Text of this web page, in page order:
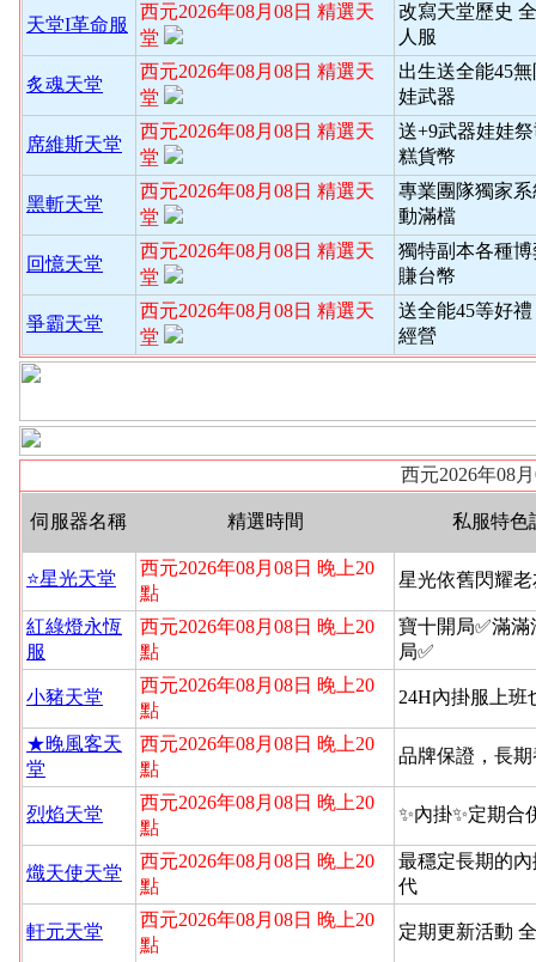
天堂I革命服
西元2026年08月08日 精選天
堂
改寫天堂歷史
人服
炙魂天堂
西元2026年08月08日 精選天
堂
出生送全能45
娃武器
席維斯天堂
西元2026年08月08日 精選天
堂
送+9武器娃娃
糕貨幣
黑斬天堂
西元2026年08月08日 精選天
堂
專業團隊獨家
動滿檔
回憶天堂
西元2026年08月08日 精選天
堂
獨特副本各種
賺台幣
爭霸天堂
西元2026年08月08日 精選天
堂
送全能45等好
經營
西元2026年08
伺服器名稱 精選時間 私服特色
⭐️星光天堂
西元2026年08月08日 晚上20
點
星光依舊閃耀
紅綠燈永恆
服
西元2026年08月08日 晚上20
點
寶十開局✅滿滿
局✅
小豬天堂
西元2026年08月08日 晚上20
點
24H內掛服上班
★晚風客天
堂
西元2026年08月08日 晚上20
點
品牌保證，長
烈焰天堂
西元2026年08月08日 晚上20
點
✨內掛✨定期合
熾天使天堂
西元2026年08月08日 晚上20
點
最穩定長期的
代
軒元天堂
西元2026年08月08日 晚上20
點
定期更新活動